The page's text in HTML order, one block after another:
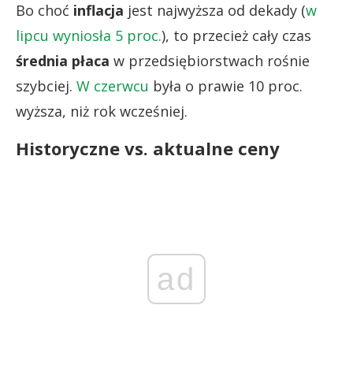
Bo choć inflacja jest najwyższa od dekady (w
lipcu wyniosła 5 proc.), to przecież cały czas
średnia płaca w przedsiębiorstwach rośnie
szybciej. W czerwcu była o prawie 10 proc.
wyższa, niż rok wcześniej.
Historyczne vs. aktualne ceny
ad